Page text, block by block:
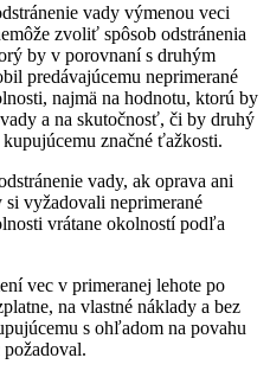
vady výmenou veci
zvoliť spôsob odstránenia
by v porovnaní s druhým
predávajúcemu neprimerané
najmä na hodnotu, ktorú by
a na skutočnosť, či by druhý
značné ťažkosti.
vady, ak oprava ani
si vyžadovali neprimerané
vrátane okolností podľa
vec v primeranej lehote po
na vlastné náklady a bez
s ohľadom na povahu